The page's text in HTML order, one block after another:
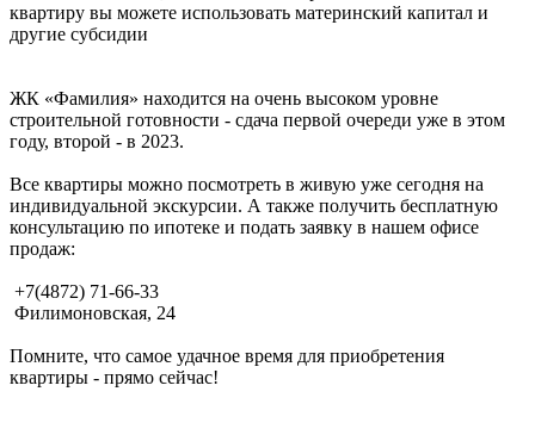
квартиру вы можете использовать материнский капитал и
другие субсидии
ЖК «Фамилия» находится на очень высоком уровне
строительной готовности - сдача первой очереди уже в этом
году, второй - в 2023.
Все квартиры можно посмотреть в живую уже сегодня на
индивидуальной экскурсии. А также получить бесплатную
консультацию по ипотеке и подать заявку в нашем офисе
продаж:
+7(4872) 71-66-33
Филимоновская, 24
Помните, что самое удачное время для приобретения
квартиры - прямо сейчас!